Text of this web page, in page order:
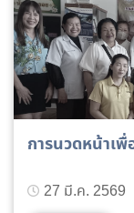
การนวดหน้าเ
27 มี.ค. 2569